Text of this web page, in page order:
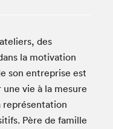
Metropolis
des
la motivation
son entreprise est
vie à la mesure
représentation
Père de famille